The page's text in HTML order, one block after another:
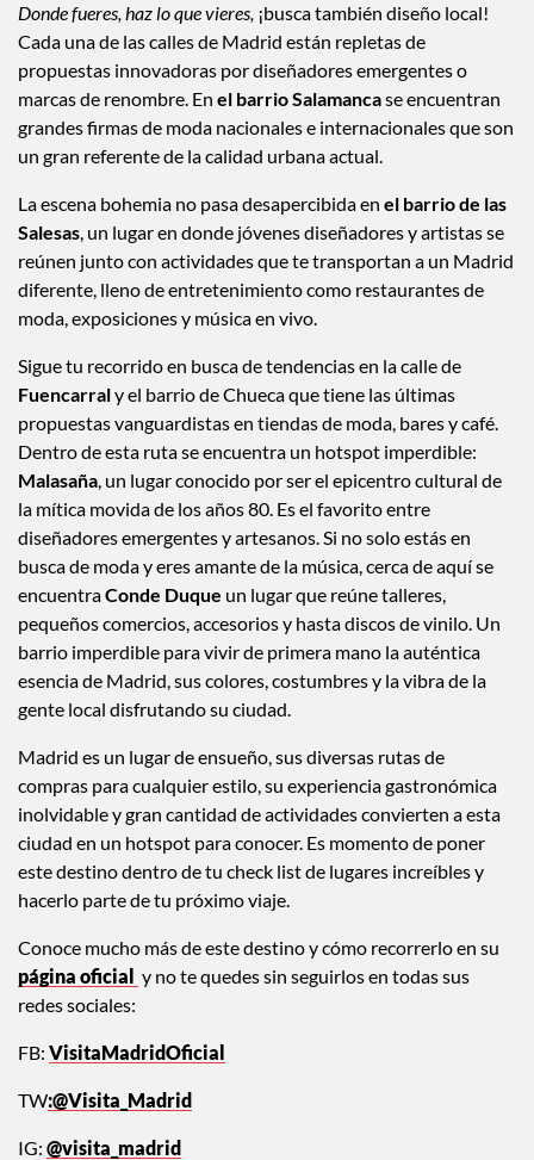
Donde fueres, haz lo que vieres, ¡busca también diseño local!
Cada una de las calles de Madrid están repletas de
propuestas innovadoras por diseñadores emergentes o
marcas de renombre. En el barrio Salamancase encuentran
grandes firmas de moda nacionales e internacionales que son
un gran referente de la calidad urbana actual.
La escena bohemia no pasa desapercibida en el barrio de las
Salesas , un lugar en donde jóvenes diseñadores y artistas se
reúnen junto con actividades que te transportan a un Madrid
diferente, lleno de entretenimiento como restaurantes de
moda, exposiciones y música en vivo.
Sigue tu recorrido en busca de tendencias en la calle de
Fuencarraly el barrio de Chueca que tiene las últimas
propuestas vanguardistas en tiendas de moda, bares y café.
Dentro de esta ruta se encuentra un hotspot imperdible:
Malasaña , un lugar conocido por ser el epicentro cultural de
la mítica movida de los años 80. Es el favorito entre
diseñadores emergentes y artesanos. Si no solo estás en
busca de moda y eres amante de la música, cerca de aquí se
encuentraConde Duque un lugar que reúne talleres,
pequeños comercios, accesorios y hasta discos de vinilo. Un
barrio imperdible para vivir de primera mano la auténtica
esencia de Madrid, sus colores, costumbres y la vibra de la
gente local disfrutando su ciudad.
Madrid es un lugar de ensueño, sus diversas rutas de
compras para cualquier estilo, su experiencia gastronómica
inolvidable y gran cantidad de actividades convierten a esta
ciudad en un hotspot para conocer. Es momento de poner
este destino dentro de tu check list de lugares increíbles y
hacerlo parte de tu próximo viaje.
Conoce mucho más de este destino y cómo recorrerlo en su
página oficial y no te quedes sin seguirlos en todas sus
redes sociales:
FB: VisitaMadridOficial
TW:@Visita_Madrid
IG: @visita_madrid